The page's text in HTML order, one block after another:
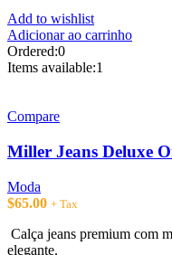
Add to wishlist
Adicionar ao carrinho
Ordered:0
Items available:1
Compare
Miller Jeans Deluxe
Moda
$65.00 + Tax
Calça jeans premium com
elegante.